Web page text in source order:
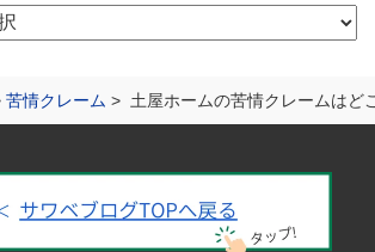
苦情クレーム 土屋ホームの苦情クレームはど